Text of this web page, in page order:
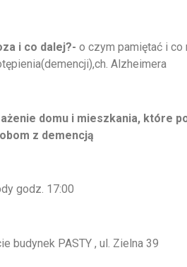
i co dalej?- o czym pamiętać i
Alzheimera
domu i mieszkania, które
z demencją
godz. 17:00
budynek PASTY , ul. Zielna 39